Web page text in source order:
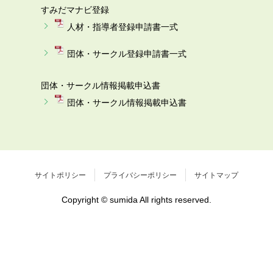
すみだマナビ登録
人材・指導者登録申請書一式
団体・サークル登録申請書一式
団体・サークル情報掲載申込書
団体・サークル情報掲載申込書
サイトポリシー プライバシーポリシー サイトマップ
Copyright © sumida All rights reserved.